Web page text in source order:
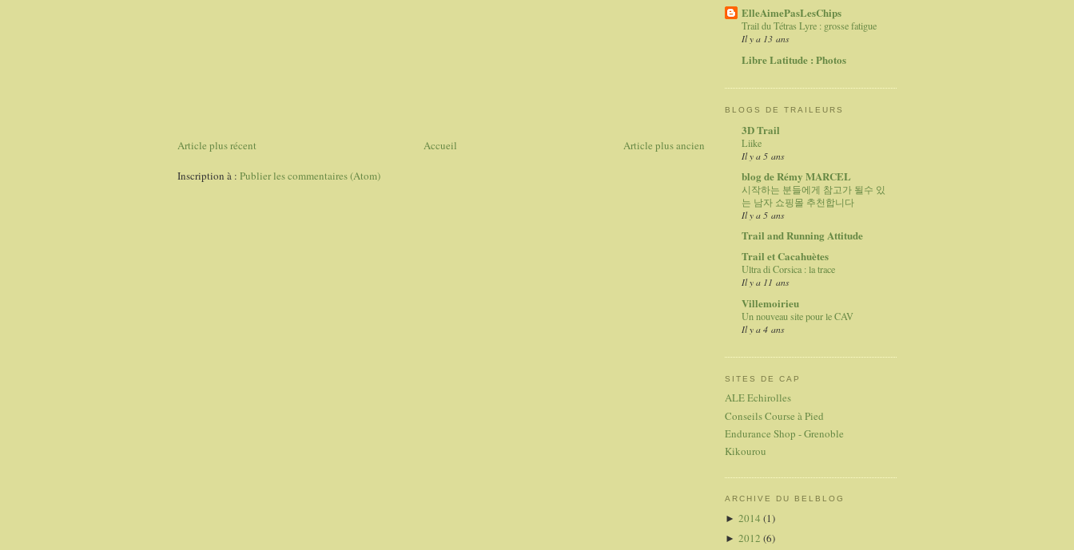
Article plus récent Article plus ancien
Accueil
Inscription à : Publier les commentaires (Atom)
ElleAimePasLesChips
Trail du Tétras Lyre : grosse fatigue
Il y a 13 ans
Libre Latitude : Photos
BLOGS DE TRAILEURS
3D Trail
Liike
Il y a 5 ans
blog de Rémy MARCEL
시작하는 분들에게 참고가 될수 있
는 남자 쇼핑몰 추천합니다
Il y a 5 ans
Trail and Running Attitude
Trail et Cacahuètes
Ultra di Corsica : la trace
Il y a 11 ans
Villemoirieu
Un nouveau site pour le CAV
Il y a 4 ans
SITES DE CAP
ALE Echirolles
Conseils Course à Pied
Endurance Shop - Grenoble
Kikourou
ARCHIVE DU BELBLOG
► 2014 (1)
► 2012 (6)